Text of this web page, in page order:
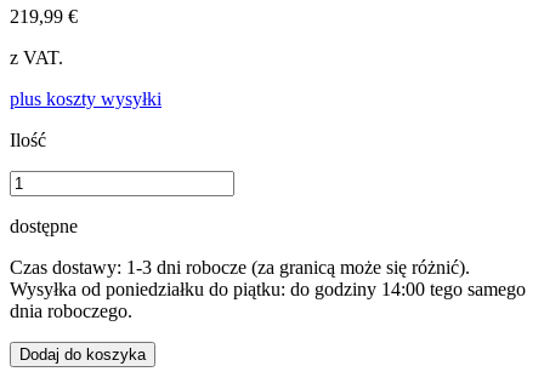
219,99 €
z VAT.
plus koszty wysyłki
Ilość
dostępne
Czas dostawy: 1-3 dni robocze (za granicą może się różnić).
Wysyłka od poniedziałku do piątku: do godziny 14:00 tego samego
dnia roboczego.
Dodaj do koszyka